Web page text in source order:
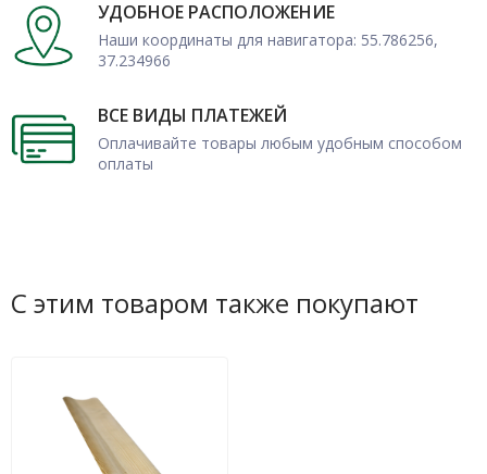
УДОБНОЕ РАСПОЛОЖЕНИЕ
Наши координаты для навигатора: 55.786256,
37.234966
ВСЕ ВИДЫ ПЛАТЕЖЕЙ
Оплачивайте товары любым удобным способом
оплаты
С этим товаром также покупают